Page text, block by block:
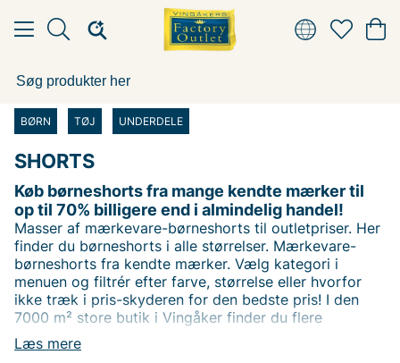
BØRN TØJ UNDERDELE
SHORTS
Læs mere
Køb børneshorts fra mange kendte mærker til
op til 70% billigere end i almindelig handel!
Masser af mærkevare-børneshorts til outletpriser. Her
finder du børneshorts i alle størrelser. Mærkevare-
børneshorts fra kendte mærker. Vælg kategori i
menuen og filtrér efter farve, størrelse eller hvorfor
ikke træk i pris-skyderen for den bedste pris! I den
7000 m² store butik i Vingåker finder du flere
børneshorts fra mange kendte mærker. God fornøjelse
med shoppingen ønsker vi hos Vingåkers Factory